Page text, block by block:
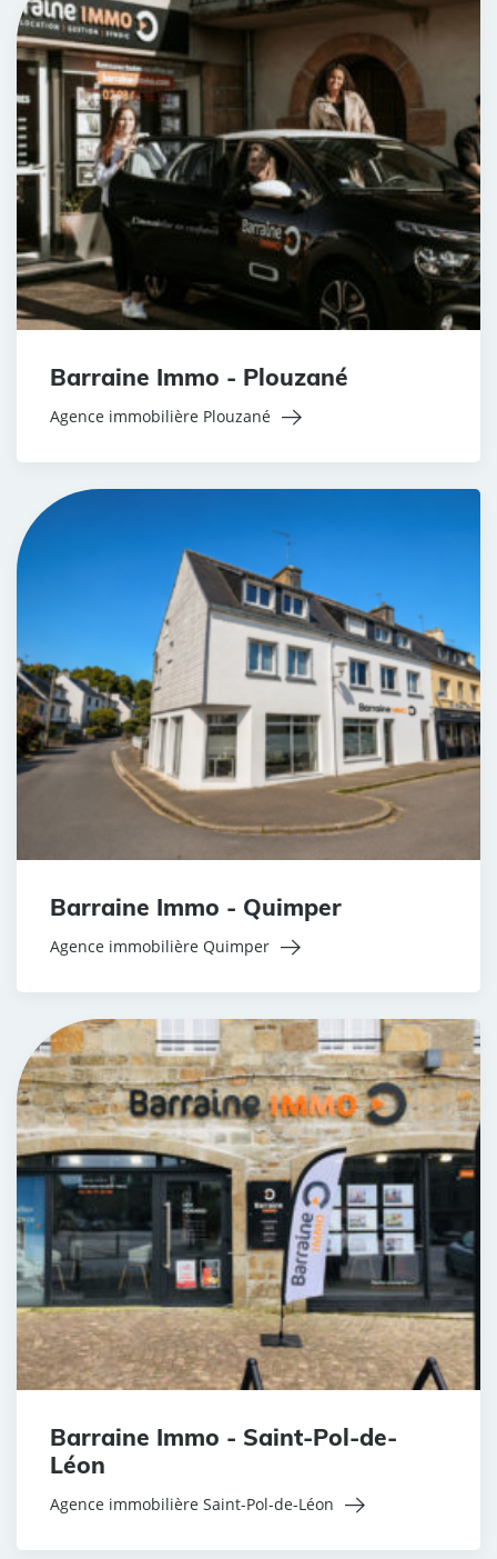
Barraine Immo - Plouzané
Agence immobilière Plouzané
Barraine Immo - Quimper
Agence immobilière Quimper
Barraine Immo - Saint-Pol-de-
Léon
Agence immobilière Saint-Pol-de-Léon